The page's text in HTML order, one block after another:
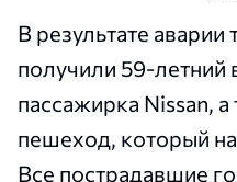
В результате
получили 59-летний
пассажирка Nissan,
пешеход, который
Все пострадавшие